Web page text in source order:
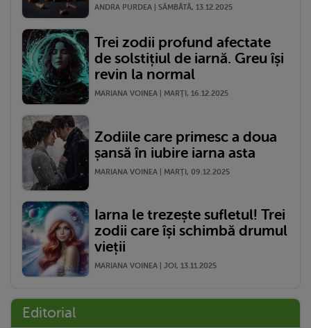
ANDRA PURDEA | SÂMBĂTĂ, 13.12.2025
Trei zodii profund afectate
de solstițiul de iarnă. Greu își
revin la normal
MARIANA VOINEA | MARŢI, 16.12.2025
Zodiile care primesc a doua
șansă în iubire iarna asta
MARIANA VOINEA | MARŢI, 09.12.2025
Iarna le trezește sufletul! Trei
zodii care își schimbă drumul
vieții
MARIANA VOINEA | JOI, 13.11.2025
Editorial